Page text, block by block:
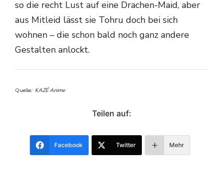
so die recht Lust auf eine Drachen-Maid, aber
aus Mitleid lässt sie Tohru doch bei sich
wohnen – die schon bald noch ganz andere
Gestalten anlockt.
Quelle: KAZÉ Anime
Teilen auf:
Facebook Twitter Mehr